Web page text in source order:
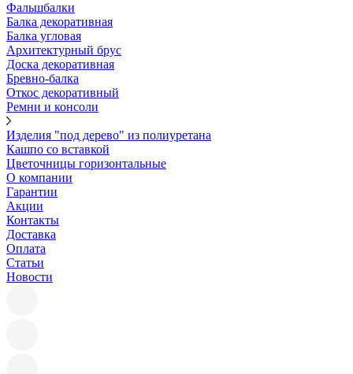
Фальшбалки
Балка декоративная
Балка угловая
Архитектурный брус
Доска декоративная
Бревно-балка
Откос декоративный
Ремни и консоли
Изделия "под дерево" из полиуретана
Кашпо со вставкой
Цветочницы горизонтальные
О компании
Гарантии
Акции
Контакты
Доставка
Оплата
Статьи
Новости